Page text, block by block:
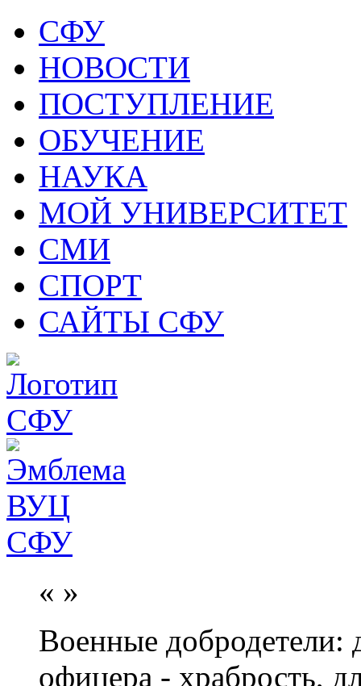
СФУ
НОВОСТИ
ПОСТУПЛЕНИЕ
ОБУЧЕНИЕ
НАУКА
МОЙ УНИВЕРСИТЕТ
СМИ
СПОРТ
САЙТЫ СФУ
« »
Военные добродетели:
офицера - храбрость,